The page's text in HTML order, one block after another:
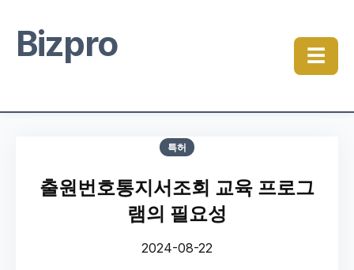
Bizpro ☰
특허
출원번호통지서조회 교육 프로그
램의 필요성
2024-08-22